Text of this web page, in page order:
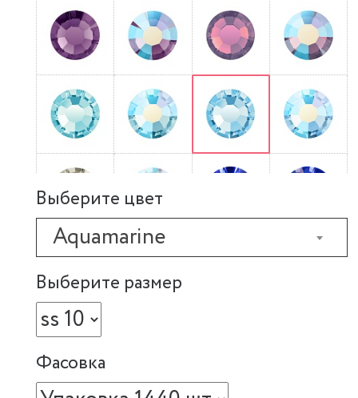
Выберите цвет
Aquamarine
Выберите размер
Фасовка